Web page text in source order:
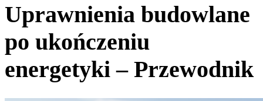
Uprawnienia budowlane
po ukończeniu
energetyki – Przewodnik